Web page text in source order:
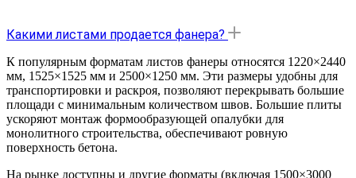
Какими листами продается фанера?
К популярным форматам листов фанеры относятся 1220×2440
мм, 1525×1525 мм и 2500×1250 мм. Эти размеры удобны для
транспортировки и раскроя, позволяют перекрывать большие
площади с минимальным количеством швов. Большие плиты
ускоряют монтаж формообразующей опалубки для
монолитного строительства, обеспечивают ровную
поверхность бетона.
На рынке доступны и другие форматы (включая 1500×3000